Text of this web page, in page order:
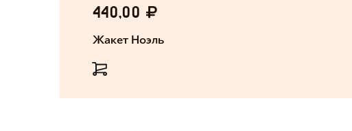
440,00
Жакет Ноэль